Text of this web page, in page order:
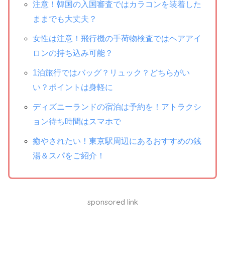
注意！韓国の入国審査ではカラコンを装着した
ままでも大丈夫？
女性は注意！飛行機の手荷物検査ではヘアアイ
ロンの持ち込み可能？
1泊旅行ではバッグ？リュック？どちらがい
い？ポイントは身軽に
ディズニーランドの宿泊は予約を！アトラクシ
ョン待ち時間はスマホで
癒やされたい！東京駅周辺にあるおすすめの銭
湯＆スパをご紹介！
sponsored link